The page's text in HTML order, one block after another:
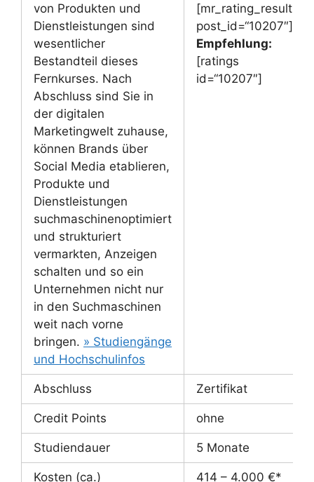
von Produkten und
Dienstleistungen sind
wesentlicher
Bestandteil dieses
Fernkurses. Nach
Abschluss sind Sie in
der digitalen
Marketingwelt zuhause,
können Brands über
Social Media etablieren,
Produkte und
Dienstleistungen
suchmaschinenoptimiert
und strukturiert
vermarkten, Anzeigen
schalten und so ein
Unternehmen nicht nur
in den Suchmaschinen
weit nach vorne
bringen. » Studiengänge
und Hochschulinfos
[mr_rating_result
post_id=“10207″]
Empfehlung:
[ratings
id=“10207″]
Abschluss Zertifikat
Credit Points ohne
Studiendauer 5 Monate
Kosten (ca.) 414 – 4.000 €*